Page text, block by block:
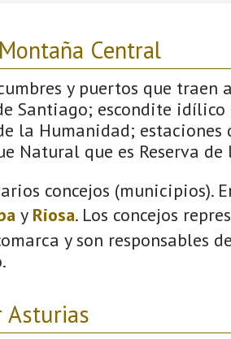
Central
y puertos que traen
Santiago; escondite idílico
la Humanidad; estaciones
Natural que es Reserva de
concejos (municipios).
y Riosa. Los concejos
y son responsables
Asturias